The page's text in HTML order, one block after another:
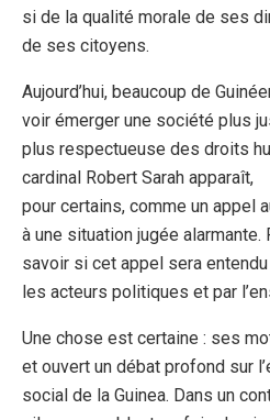
si de la qualité morale de ses
de ses citoyens.
Aujourd’hui, beaucoup de
voir émerger une société plus
plus respectueuse des droits
cardinal Robert Sarah apparaît,
pour certains, comme un appel
à une situation jugée alarmante.
savoir si cet appel sera
les acteurs politiques et par
Une chose est certaine : ses
et ouvert un débat profond sur
social de la Guinea. Dans un